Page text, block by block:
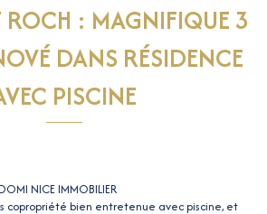
: MAGNIFIQUE 3
DANS RÉSIDENCE
PISCINE
NICE IMMOBILIER
copropriété bien entretenue avec piscine, et